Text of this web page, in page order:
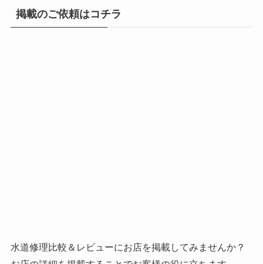
掲載のご依頼はコチラ
水道修理比較＆レビューにお店を掲載してみませんか？